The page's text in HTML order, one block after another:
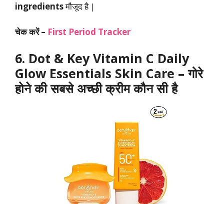
ingredientsमौजूद है |
चेक करें – First Period Tracker
6. Dot & Key Vitamin C Daily
Glow Essentials Skin Care –गोरे
होने की सबसे अच्छी क्रीम कौन सी है